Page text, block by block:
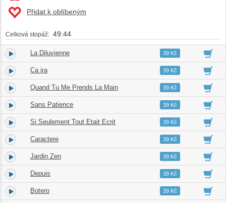
Přidat k oblíbeným
Celková stopáž: 49:44
1. La Diluvienne 03:2639 Kč
2. Ca ira 03:4539 Kč
3. Quand Tu Me Prends La Main 02:4339 Kč
4. Sans Patience 03:1439 Kč
5. Si Seulement Tout Etait Ecrit 03:3139 Kč
6. Caractere 04:0639 Kč
7. Jardin Zen 03:0039 Kč
8. Depuis 03:1039 Kč
9. Botero 02:3739 Kč